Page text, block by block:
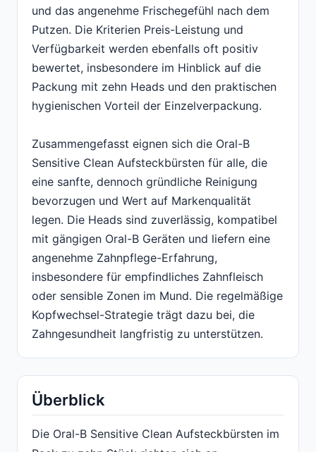
und das angenehme Frischegefühl nach dem
Putzen. Die Kriterien Preis-Leistung und
Verfügbarkeit werden ebenfalls oft positiv
bewertet, insbesondere im Hinblick auf die
Packung mit zehn Heads und den praktischen
hygienischen Vorteil der Einzelverpackung.
Zusammengefasst eignen sich die Oral-B
Sensitive Clean Aufsteckbürsten für alle, die
eine sanfte, dennoch gründliche Reinigung
bevorzugen und Wert auf Markenqualität
legen. Die Heads sind zuverlässig, kompatibel
mit gängigen Oral-B Geräten und liefern eine
angenehme Zahnpflege-Erfahrung,
insbesondere für empfindliches Zahnfleisch
oder sensible Zonen im Mund. Die regelmäßige
Kopfwechsel-Strategie trägt dazu bei, die
Zahngesundheit langfristig zu unterstützen.
Überblick
Die Oral-B Sensitive Clean Aufsteckbürsten im